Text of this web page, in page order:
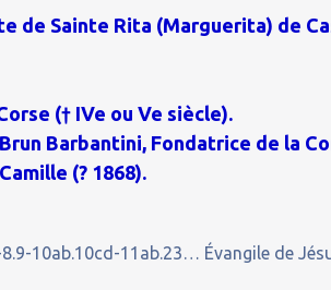
de Sainte Rita (Marguerita) de
(† IVe ou Ve siècle).
Barbantini, Fondatrice de la
(? 1868).
10ab.10cd-11ab.23… Évangile de